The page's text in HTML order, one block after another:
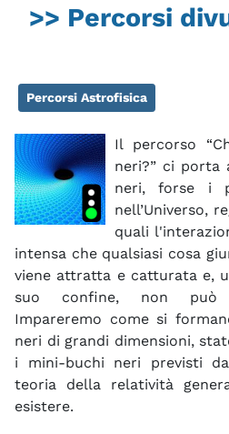
>> Percorsi
Percorsi Astrofisica
Il percorso
neri?” ci porta
neri, forse i
nell’Universo,
quali
intensa che qualsiasi cosa
viene attratta e catturata e,
suo confine, non può
Impareremo come si
neri di grandi dimensioni,
i mini-buchi neri previsti
teoria della relatività
esistere.